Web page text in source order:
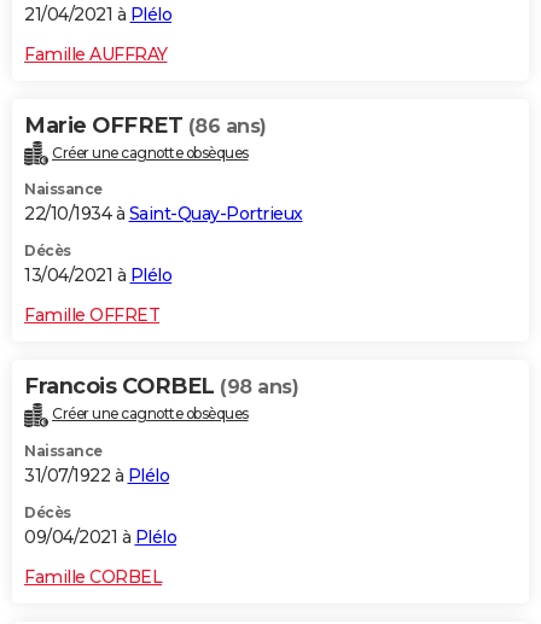
21/04/2021 à Plélo
Famille AUFFRAY
Marie OFFRET (86 ans)
Créer une cagnotte obsèques
Naissance
22/10/1934 à Saint-Quay-Portrieux
Décès
13/04/2021 à Plélo
Famille OFFRET
Francois CORBEL (98 ans)
Créer une cagnotte obsèques
Naissance
31/07/1922 à Plélo
Décès
09/04/2021 à Plélo
Famille CORBEL